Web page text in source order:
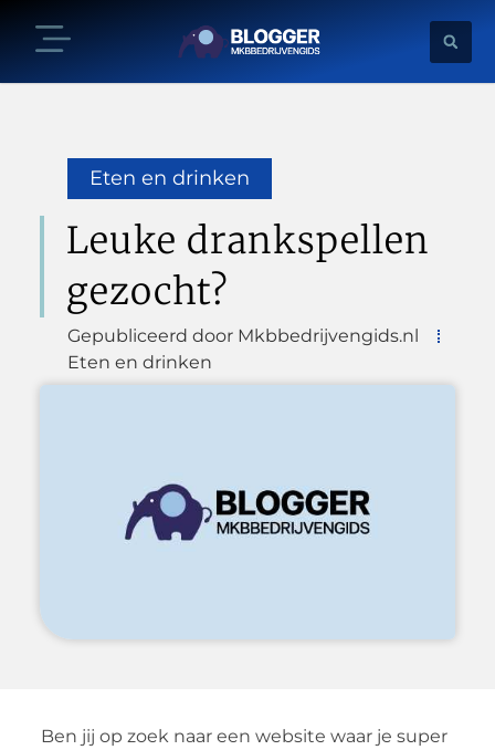
Eten en drinken
Leuke drankspellen
gezocht?
Gepubliceerd door Mkbbedrijvengids.nl
Eten en drinken
Ben jij op zoek naar een website waar je super